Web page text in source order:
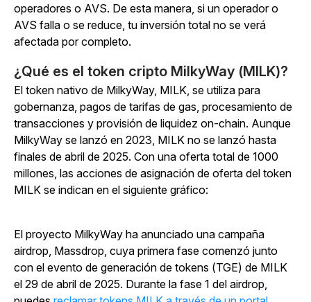
operadores o AVS. De esta manera, si un operador o
AVS falla o se reduce, tu inversión total no se verá
afectada por completo.
¿Qué es el token cripto MilkyWay (MILK)?
El token nativo de MilkyWay, MILK, se utiliza para
gobernanza, pagos de tarifas de gas, procesamiento de
transacciones y provisión de liquidez on-chain. Aunque
MilkyWay se lanzó en 2023, MILK no se lanzó hasta
finales de abril de 2025. Con una oferta total de 1000
millones, las acciones de asignación de oferta del token
MILK se indican en el siguiente gráfico:
El proyecto MilkyWay ha anunciado una campaña
airdrop, Massdrop, cuya primera fase comenzó junto
con el evento de generación de tokens (TGE) de MILK
el 29 de abril de 2025. Durante la fase 1 del airdrop,